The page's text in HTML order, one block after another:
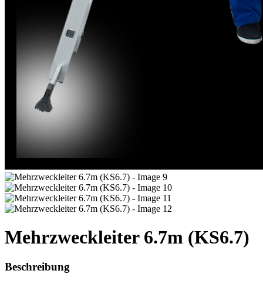
Mehrzweckleiter 6.7m (KS6.7)
Beschreibung